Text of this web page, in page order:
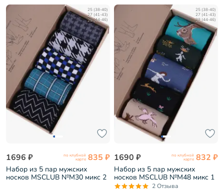
25 (38-40)
27 (41-43)
29 (44-46)
1696 ₽ по клубной
карте 835 ₽
Набор из 5 пар мужских
носков MSCLUB №М30 микс 2
25 (38-40)
27 (41-43)
29 (44-46)
1690 ₽ по клубной
карте 832 ₽
Набор из 5 пар мужских
носков MSCLUB №М48 микс 1
(ВИ5-НМ48)2 Отзыва